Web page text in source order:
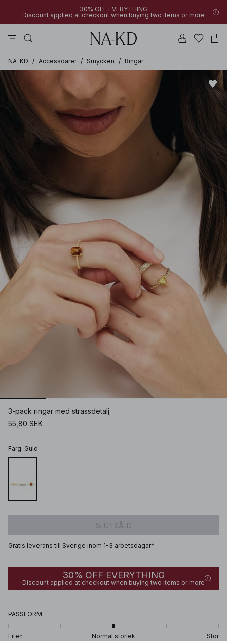
30% OFF EVERYTHING
Discount applied at checkout when buying two items or more
NA-KD / Accessoarer / Smycken / Ringar
3-pack ringar med strassdetalj
55,80 SEK
Färg: Guld
SLUTSÅLD
Gratis leverans till Sverige inom 1-3 arbetsdagar*
30% OFF EVERYTHING
Discount applied at checkout when buying two items or more
PASSFORM
Liten Normal storlek Stor